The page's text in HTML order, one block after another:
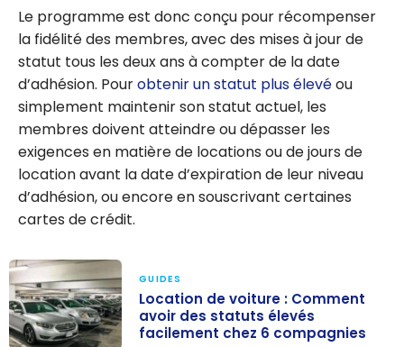
Le programme est donc conçu pour récompenser
la fidélité des membres, avec des mises à jour de
statut tous les deux ans à compter de la date
d’adhésion. Pourobtenir un statut plus élevéou
simplement maintenir son statut actuel, les
membres doivent atteindre ou dépasser les
exigences en matière de locations ou de jours de
location avant la date d’expiration de leur niveau
d’adhésion, ou encore en souscrivant certaines
cartes de crédit.
GUIDES
Location de voiture : Comment
avoir des statuts élevés
facilement chez 6 compagnies